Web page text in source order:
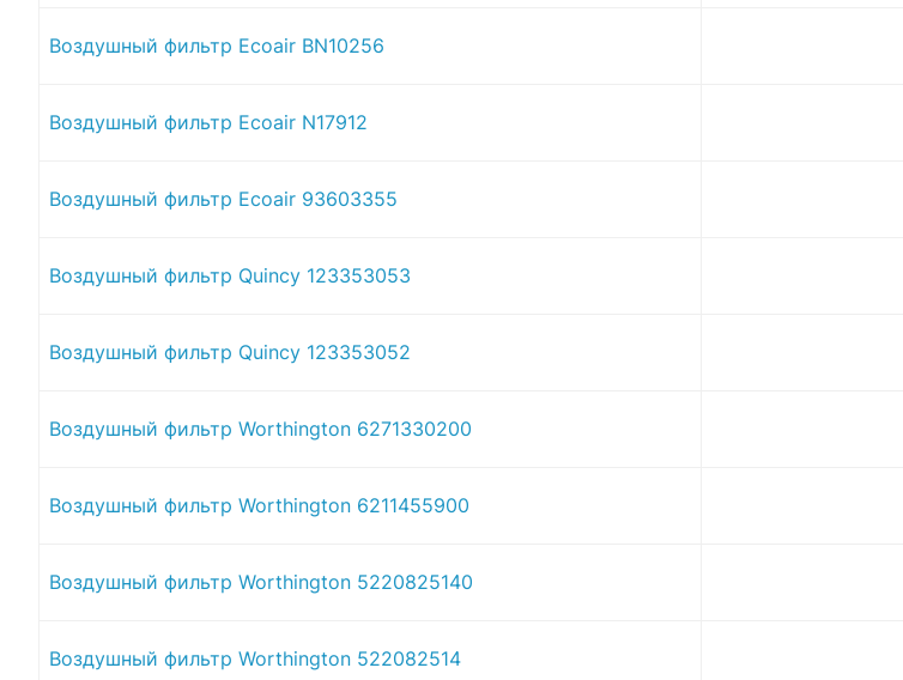
Воздушный фильтр Ecoair BN10256
Воздушный фильтр Ecoair N17912
Воздушный фильтр Ecoair 93603355
Воздушный фильтр Quincy 123353053
Воздушный фильтр Quincy 123353052
Воздушный фильтр Worthington 6271330200
Воздушный фильтр Worthington 6211455900
Воздушный фильтр Worthington 5220825140
Воздушный фильтр Worthington 522082514